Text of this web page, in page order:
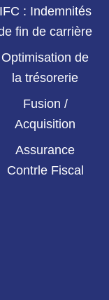
IFC : Indemnités
fin de carrière
Optimisation de
la trésorerie
Fusion /
Acquisition
Assurance
Contrle Fiscal